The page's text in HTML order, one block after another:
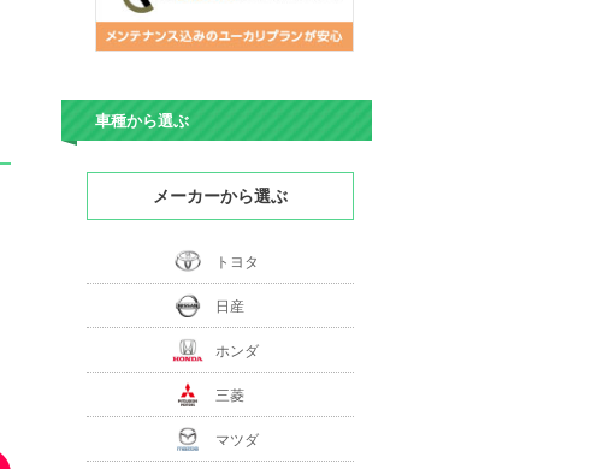
車種から選ぶ
メーカーから選ぶ
トヨタ
日産
ホンダ
三菱
マツダ